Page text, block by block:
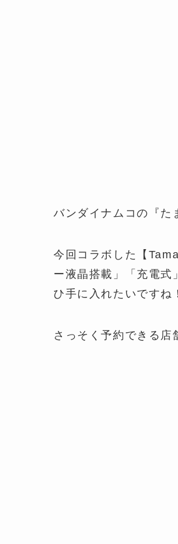
バンダイナムコの『た
今回コラボした【
ー液晶搭載」「充電式
ひ手に入れたいですね！
さっそく予約できる店